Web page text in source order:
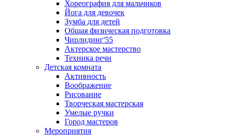
Хореография для мальчиков
Йога для девочек
Зумба для детей
Общая физическая подготовка
Чирлидинг'55
Актерское мастерство
Техника речи
Детская комната
Активность
Воображение
Рисование
Творческая мастерская
Умелые ручки
Город мастеров
Мероприятия